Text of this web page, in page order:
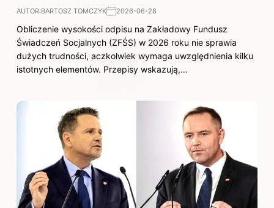
AUTOR:BARTOSZ TOMCZYK 2026-06-28
Obliczenie wysokości odpisu na Zakładowy Fundusz
Świadczeń Socjalnych (ZFŚS) w 2026 roku nie sprawia
dużych trudności, aczkolwiek wymaga uwzględnienia kilku
istotnych elementów. Przepisy wskazują,…